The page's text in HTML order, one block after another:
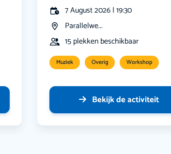
7 August 2026 | 19:30
Parallelwe...
15 plekken beschikbaar
Muziek Overig Workshop
Bekijk de activiteit